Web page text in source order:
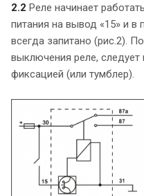
2.2 Реле начинает
питания на вывод «15» и
всегда запитано (рис.2).
выключения реле, следует
фиксацией (или тумблер).